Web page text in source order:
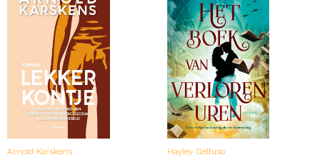
Arnold Karskens Hayley Gelfuso